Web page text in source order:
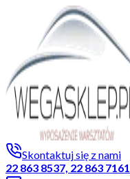
Skontaktuj się z nami
22 863 8537, 22 863 7161